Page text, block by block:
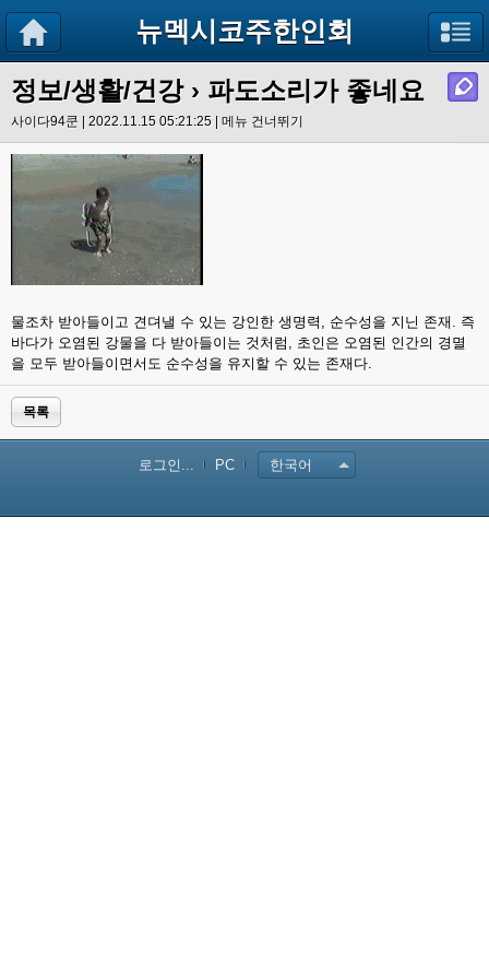
뉴멕시코주한인회
정보/생활/건강› 파도소리가 좋네요
사이다94쿤 | 2022.11.15 05:21:25 | 메뉴 건너뛰기
물조차 받아들이고 견뎌낼 수 있는 강인한 생명력, 순수성을 지닌 존재. 즉
바다가 오염된 강물을 다 받아들이는 것처럼, 초인은 오염된 인간의 경멸
을 모두 받아들이면서도 순수성을 유지할 수 있는 존재다.
목록
로그인... PC 한국어